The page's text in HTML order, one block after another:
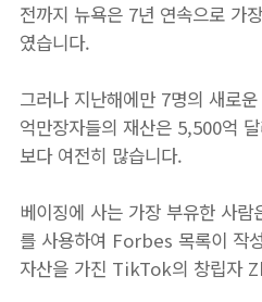
전까지 뉴욕은 7년 연속으로 가
였습니다.
그러나 지난해에만 7명의 새로
억만장자들의 재산은 5,500억
보다 여전히 많습니다.
베이징에 사는 가장 부유한 사
를 사용하여 Forbes 목록이 작
자산을 가진 TikTok의 창립자